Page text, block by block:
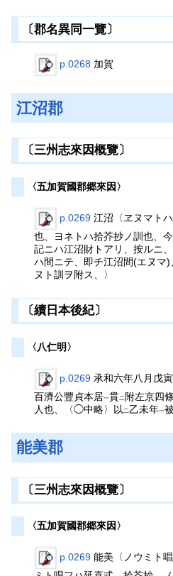
〔郡名異同一覽〕
p.0268 加賀
江沼郡
〔三州志來因概覽〕
〈五加賀國郡郷來因〉
p.0269 江沼〈ヱヌマト
也、ヨネトハ拾芥抄ノ訓也、
記ニハ江沼財トアリ、按ルニ
ハ間ニテ、即チ江沼間(エヌマ
ヌト訓ヲ附ス、〉
〔續日本後紀〕
〈八仁明〉
p.0269 承和六年八月戊
百濟公豐貞本居一貫二附左京四
人也、〈◯中略〉以 二乙未年一被
能美郡
〔三州志來因概覽〕
〈五加賀國郡郷來因〉
p.0269 能美〈ノウミト